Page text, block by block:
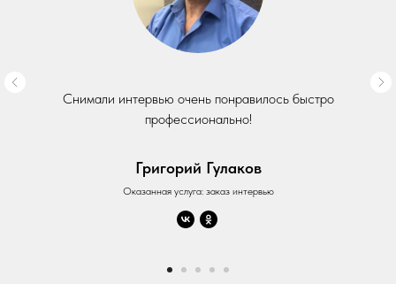
Снимали интервью очень понравилось быстро
профессионально!
Григорий Гулаков
Оказанная услуга: заказ интервью